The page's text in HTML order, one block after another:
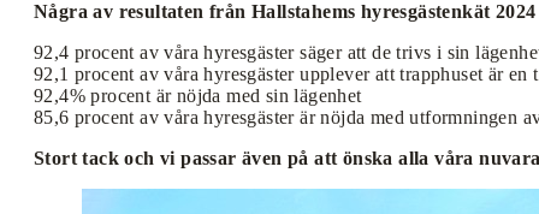
Några av resultaten från Hallstahems hyresgästenkät 2024
92,4 procent av våra hyresgäster säger att de trivs i sin
92,1 procent av våra hyresgäster upplever att trapphuset är en
92,4% procent är nöjda med sin lägenhet
85,6 procent av våra hyresgäster är nöjda med utformningen
Stort tack och vi passar även på att önska alla våra